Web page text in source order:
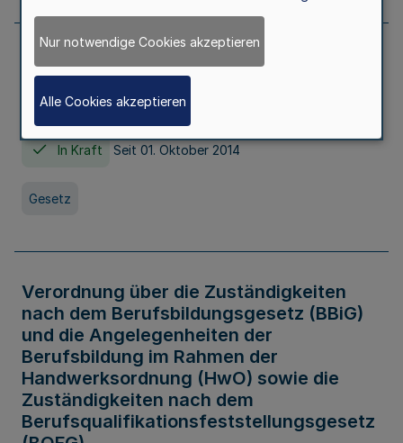
Gesetz über die Hochschulen des Landes
Nordrhein-Westfalen (Hochschulgesetz -
HG)
In Kraft Seit 01. Oktober 2014
Gesetz
Verordnung über die Zuständigkeiten
nach dem Berufsbildungsgesetz (BBiG)
und die Angelegenheiten der
Berufsbildung im Rahmen der
Handwerksordnung (HwO) sowie die
Zuständigkeiten nach dem
Berufsqualifikationsfeststellungsgesetz
Nur notwendige Cookies akzeptieren
Alle Cookies akzeptieren